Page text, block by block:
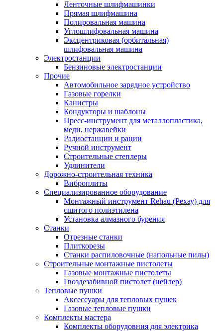
Ленточные шлифмашинки
Прямая шлифмашина
Полировальная машина
Углошлифовальная машина
Эксцентриковая (орбитальная)
шлифовальная машина
Электростанции
Бензиновые электростанции
Прочие
Автомобильное зарядное устройство
Газовые горелки
Канистры
Кондукторы и шаблоны
Пресс-инструмент для металлопластика,
меди, нержавейки
Радиостанции и рации
Ручной инструмент
Строительные степлеры
Удлинители
Дорожно-строительная техника
Виброплиты
Специализированное оборудование
Монтажный инструмент Rehau (Рехау) для
сшитого полиэтилена
Установка алмазного бурения
Станки
Отрезные станки
Плиткорезы
Станки распиловочные (напольные пилы)
Строительные монтажные пистолеты
Газовые монтажные пистолеты
Гвоздезабивной пистолет (нейлер)
Тепловые пушки
Аксессуары для тепловых пушек
Газовые тепловые пушки
Комплекты мастера
Комплекты оборудовния для электрика